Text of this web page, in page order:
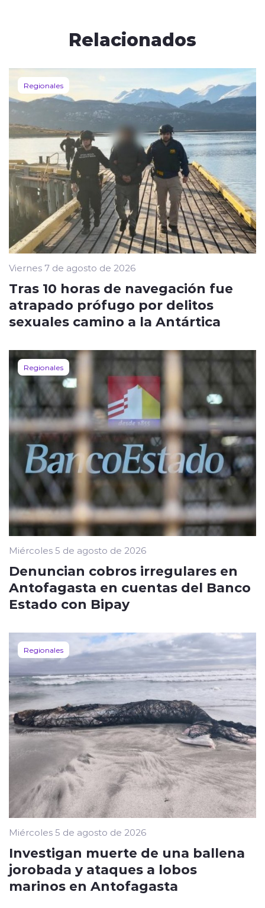
Relacionados
Regionales
Viernes 7 de agosto de 2026
Tras 10 horas de navegación fue
atrapado prófugo por delitos
sexuales camino a la Antártica
Regionales
Miércoles 5 de agosto de 2026
Denuncian cobros irregulares en
Antofagasta en cuentas del Banco
Estado con Bipay
Regionales
Miércoles 5 de agosto de 2026
Investigan muerte de una ballena
jorobada y ataques a lobos
marinos en Antofagasta